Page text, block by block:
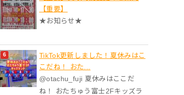
【重要】
★お知らせ★
TikTok更新しました！夏休みはこ
こだね！ おた...
@otachu_fuji 夏休みはここだ
ね！ おたちゅう富士2Fキッズラ